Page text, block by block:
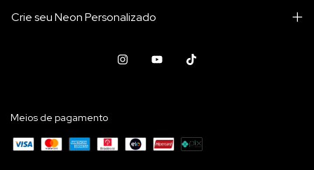
Crie seu Neon Personalizado
Meios de pagamento